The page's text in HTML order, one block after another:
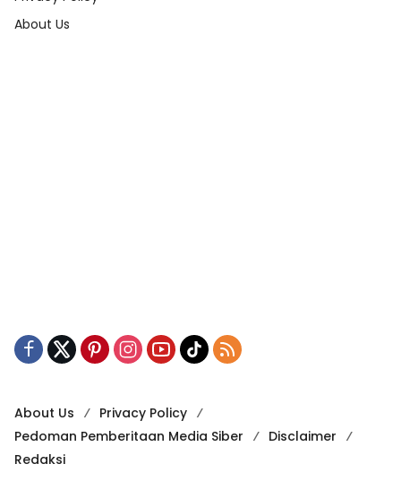
About Us
About Us
Privacy Policy
Pedoman Pemberitaan Media Siber
Disclaimer
Redaksi